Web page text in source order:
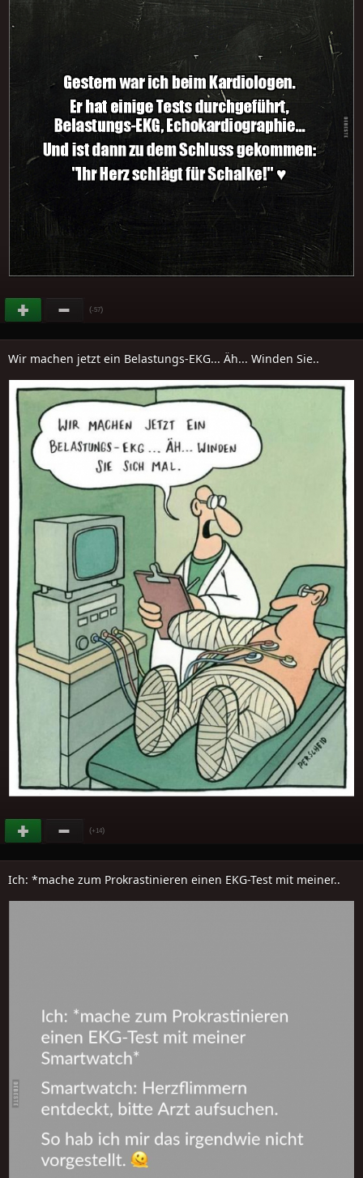
(-57)
Wir machen jetzt ein Belastungs-EKG... Äh... Winden Sie..
(+14)
Ich: *mache zum Prokrastinieren einen EKG-Test mit meiner..